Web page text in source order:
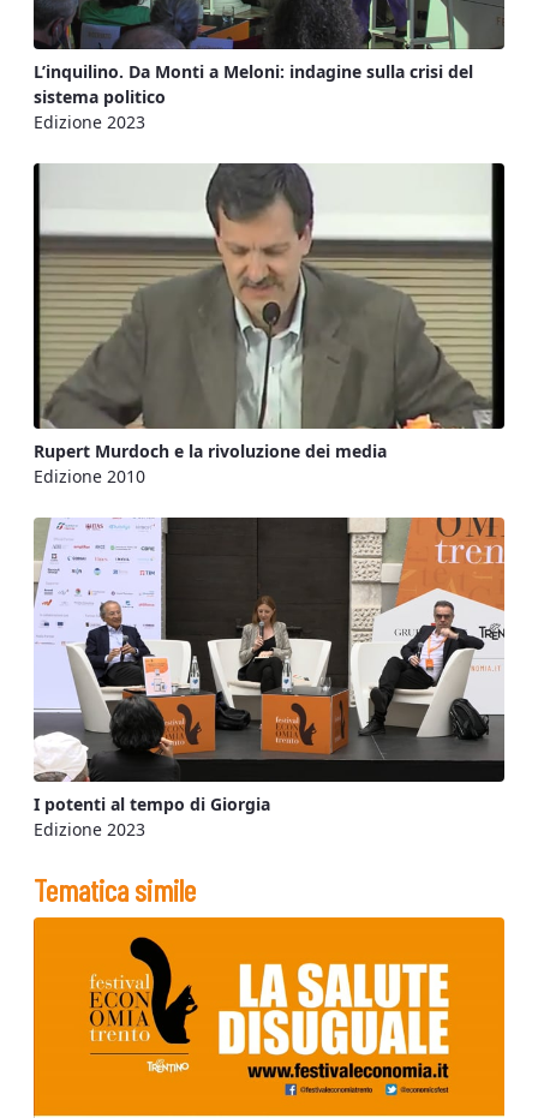
L’inquilino. Da Monti a Meloni: indagine sulla crisi del
sistema politico
Edizione 2023
Rupert Murdoch e la rivoluzione dei media
Edizione 2010
I potenti al tempo di Giorgia
Edizione 2023
Tematica simile